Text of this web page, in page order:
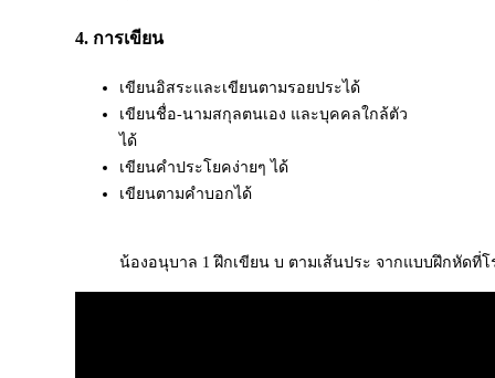
4. การเขียน
เขียนอิสระและเขียนตามรอยประได้
เขียนชื่อ-นามสกุลตนเอง และบุคคลใกล้ตัว
ได้
เขียนคำประโยคง่ายๆ ได้
เขียนตามคำบอกได้
น้องอนุบาล 1 ฝึกเขียน บ ตามเส้นประ จากแบบฝึกหัดที่โ